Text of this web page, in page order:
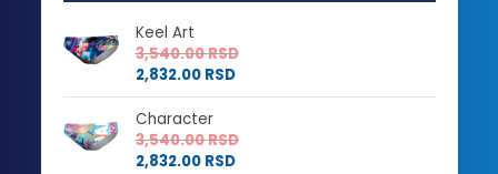
Keel Art
3,540.00RSD
2,832.00 RSD
Character
3,540.00RSD
2,832.00 RSD